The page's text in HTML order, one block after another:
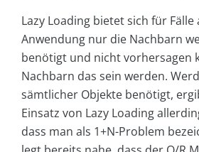
Lazy Loading bietet sich für
Anwendung nur die Nachbarn
benötigt und nicht vorhersagen
Nachbarn das sein werden.
sämtlicher Objekte benötigt,
Einsatz von Lazy Loading
dass man als 1+N-Problem